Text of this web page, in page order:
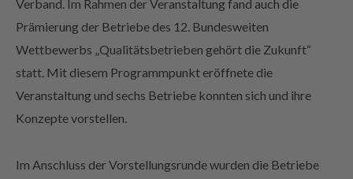
Verband. Im Rahmen der Veranstaltung fand auch die
Prämierung der Betriebe des 12. Bundesweiten
Wettbewerbs „Qualitätsbetrieben gehört die Zukunft“
statt. Mit diesem Programmpunkt eröffnete die
Veranstaltung und sechs Betriebe konnten sich und ihre
Konzepte vorstellen.
Im Anschluss der Vorstellungsrunde wurden die Betriebe